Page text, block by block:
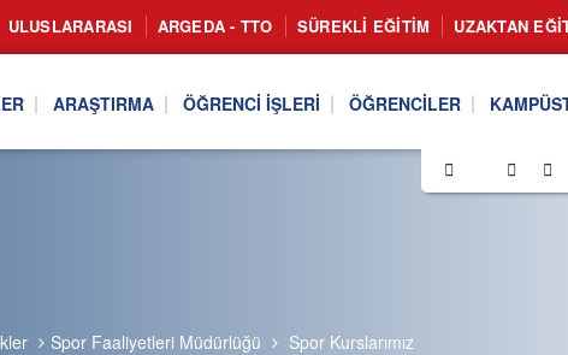
ULUSLARARASI ARGEDA - TTO SÜREKLI EĞITIM UZAKTAN
ARAŞTIRMA ÖĞRENCI İŞLERI ÖĞRENCILER
Spor Faaliyetleri Müdürlüğü Spor Kurslarımız